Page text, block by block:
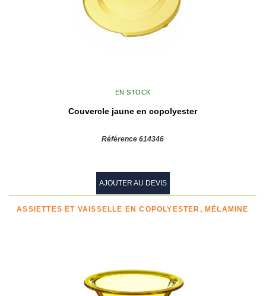
EN STOCK
Couvercle jaune en copolyester
Référence 614346
AJOUTER AU DEVIS
ASSIETTES ET VAISSELLE EN COPOLYESTER, MÉLAMINE